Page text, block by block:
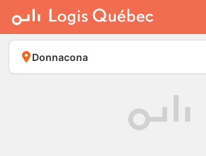
À LOUER
À VENDRE
PLACER UNE ANNONCE
Donnacona